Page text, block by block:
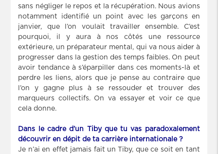
sans négliger le repos et la récupération. Nous avions
notamment identifié un point avec les garçons en
janvier, que l’on voulait travailler ensemble. C’est
pourquoi, il y aura à nos côtés une ressource
extérieure, un préparateur mental, qui va nous aider à
progresser dans la gestion des temps faibles. On peut
avoir tendance à s’éparpiller dans ces moments-là et
perdre les liens, alors que je pense au contraire que
l’on y gagne plus à se ressouder et trouver des
marqueurs collectifs. On va essayer et voir ce que
cela donne.
Dans le cadre d’un Tiby que tu vas paradoxalement
découvrir en dépit de ta carrière internationale ?
Je n’ai en effet jamais fait un Tiby, que ce soit en tant